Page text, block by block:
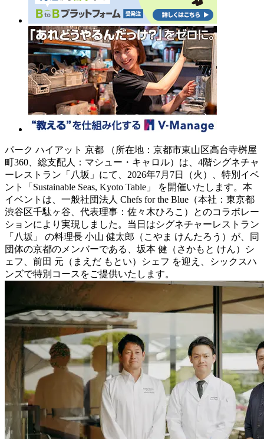
パーク ハイアット 京都 （所在地：京都市東山区高台寺桝屋
町360、総支配人：マシュー・キャロル）は、4階シグネチャ
ーレストラン「八坂」にて、2026年7月7日（火）、特別イベ
ント「Sustainable Seas, Kyoto Table」 を開催いたします。本
イベントは、一般社団法人 Chefs for the Blue（本社：東京都
渋谷区千駄ヶ谷、代表理事：佐々木ひろこ）とのコラボレー
ションにより実現しました。当日はシグネチャーレストラン
「八坂」 の料理長 小山 健太郎（こやま けんたろう）が、同
団体の京都のメンバーである、坂本 健（さかもと けん）シ
ェフ、前田 元（まえだ もとい）シェフ を迎え、シックスハ
ンズで特別コースをご提供いたします。